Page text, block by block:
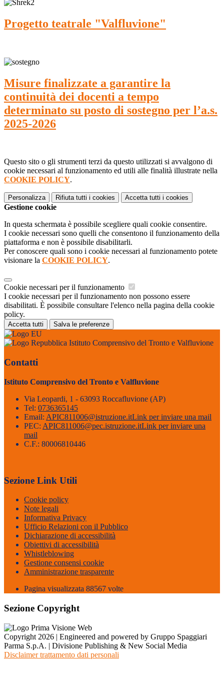
Progetto teatrale "Valfluvione"
Misure finalizzate a garantire la
continuità dei docenti a tempo
determinato su posto di sostegno per l’a.s.
2025-2026
Questo sito o gli strumenti terzi da questo utilizzati si avvalgono di
cookie necessari al funzionamento ed utili alle finalità illustrate nella
COOKIE POLICY.
Personalizza Rifiuta tutti i cookies Accetta tutti i cookies
Gestione cookie
In questa schermata è possibile scegliere quali cookie consentire.
I cookie necessari sono quelli che consentono il funzionamento della
piattaforma e non è possibile disabilitarli.
Per conoscere quali sono i cookie necessari al funzionamento potete
visionare la COOKIE POLICY.
Cookie necessari per il funzionamento
I cookie necessari per il funzionamento non possono essere
disabilitati. È possibile consultare l'elenco nella pagina della cookie
policy.
Accetta tutti Salva le preferenze
Istituto Comprensivo del Tronto e Valfluvione
Contatti
Istituto Comprensivo del Tronto e Valfluvione
Via Leopardi, 1 - 63093 Roccafluvione (AP)
Tel: 0736365145
Email: APIC811006@istruzione.itLink per inviare una mail
PEC: APIC811006@pec.istruzione.itLink per inviare una
mail
C.F.: 80006810446
Sezione Link Utili
Cookie policy
Note legali
Informativa Privacy
Ufficio Relazioni con il Pubblico
Dichiarazione di accessibilità
Obiettivi di accessibilità
Whistleblowing
Gestione consensi cookie
Amministrazione trasparente
Pagina visualizzata 88567 volte
Sezione Copyright
Copyright 2026 | Engineered and powered by Gruppo Spaggiari
Parma S.p.A. | Divisione Publishing & New Social Media
Disclaimer trattamento dati personali